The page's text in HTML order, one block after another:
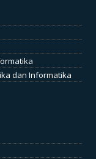
dan Informatika